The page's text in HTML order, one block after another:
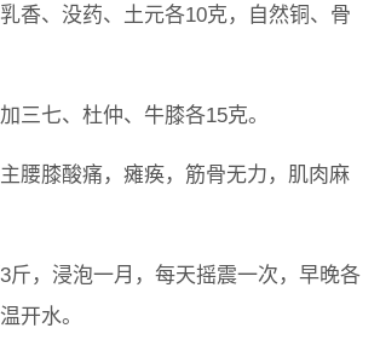
香、没药、土元各10克，自然铜、骨
三七、杜仲、牛膝各15克。
腰膝酸痛，瘫痪，筋骨无力，肌肉麻
斤，浸泡一月，每天摇震一次，早晚各
开水。